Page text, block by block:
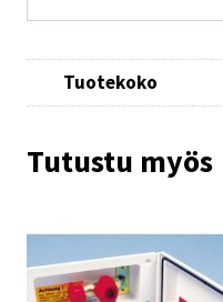
Tuotekoko
Tutustu myös